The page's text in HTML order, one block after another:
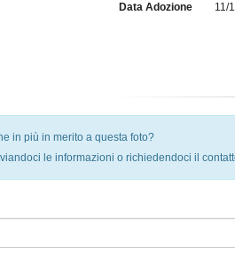
Data Adozione 11/
in più in merito a questa foto?
le informazioni o richiedendoci il